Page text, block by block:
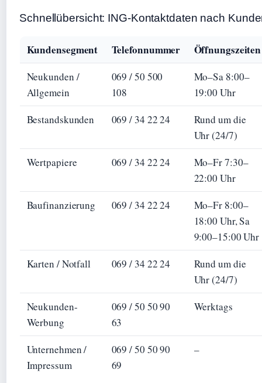
Schnellübersicht: ING-Kontaktdaten nach
Kundensegment Telefonnummer Öffnungszeiten
Neukunden /
Allgemein
069 / 50 500
108
Mo–Sa 8:00–
19:00 Uhr
Bestandskunden
069 / 34 22 24
Rund um die
Uhr (24/7)
Wertpapiere
069 / 34 22 24
Mo–Fr 7:30–
22:00 Uhr
Baufinanzierung
069 / 34 22 24
Mo–Fr 8:00–
18:00 Uhr, Sa
9:00–15:00 Uhr
Karten / Notfall
069 / 34 22 24
Rund um die
Uhr (24/7)
Neukunden-
Werbung
069 / 50 50 90
63
Werktags
Unternehmen /
Impressum
069 / 50 50 90
69
–